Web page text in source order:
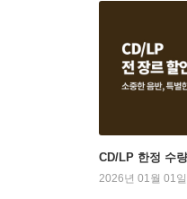
CD/LP 한정 수
2026년 01월 01